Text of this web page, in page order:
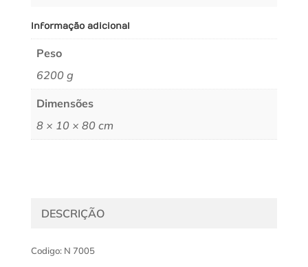
Informação adicional
Peso
6200 g
Dimensões
8 × 10 × 80 cm
DESCRIÇÃO
Codigo: N 7005